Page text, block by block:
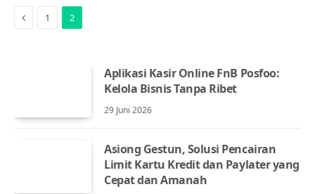
Previous
1 2
Aplikasi Kasir Online FnB Posfoo:
Kelola Bisnis Tanpa Ribet
29 Juni 2026
Asiong Gestun, Solusi Pencairan
Limit Kartu Kredit dan Paylater yang
Cepat dan Amanah